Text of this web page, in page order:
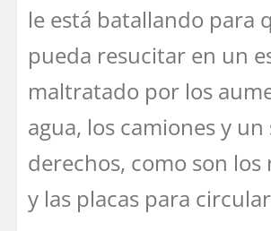
le está batallando para
pueda resucitar en un
maltratado por los
agua, los camiones y
derechos, como son
y las placas para